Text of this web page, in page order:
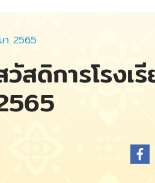
า 2565
สดิการโรงเ